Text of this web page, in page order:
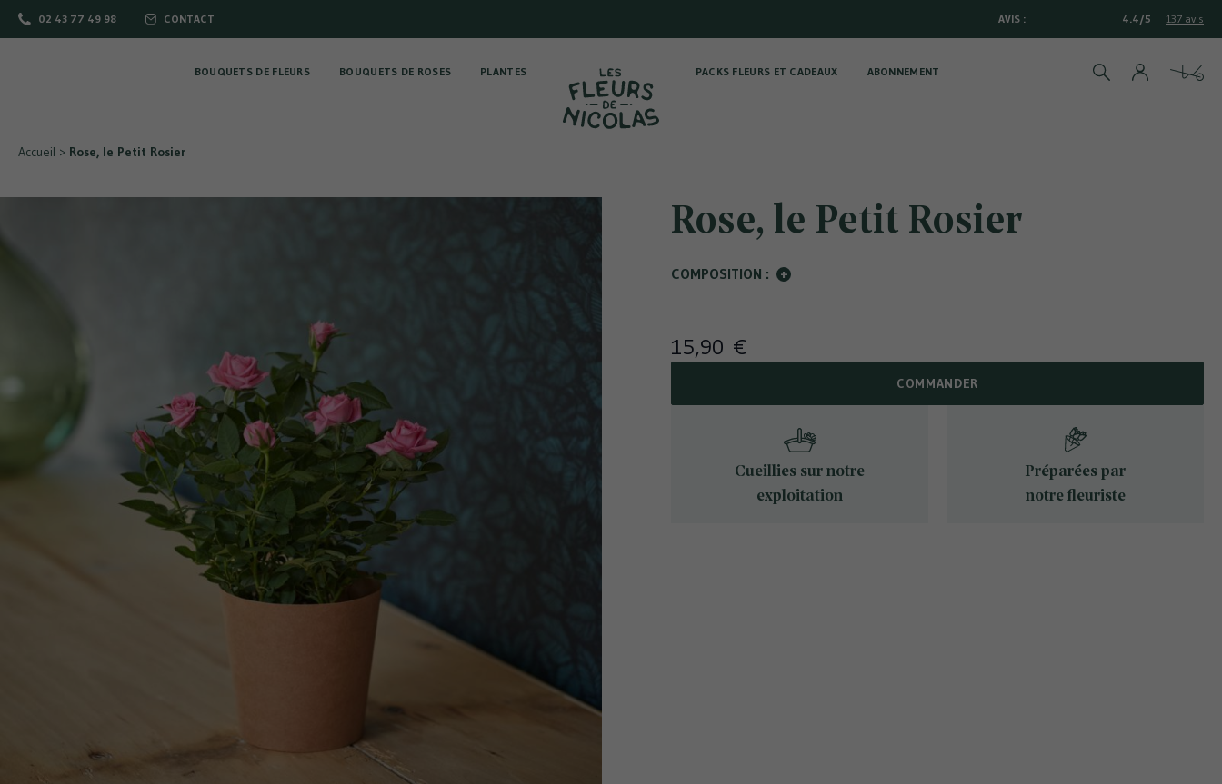
02 43 77 49 98 CONTACT AVIS : 4.4/5 137 avis
BOUQUETS DE FLEURS BOUQUETS DE ROSES PLANTES PACKS FLEURS ET CADEAUX ABONNEMENT RechercherCart
Accueil > Rose, le Petit Rosier
Rose, le Petit Rosier
COMPOSITION : +
15,90 €
COMMANDER
Cueillies sur notre
exploitation
Préparées par
notre fleuriste